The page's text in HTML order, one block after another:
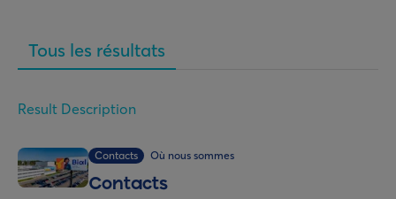
Tous les résultats
Result Description
Contacts Où nous sommes
Contacts